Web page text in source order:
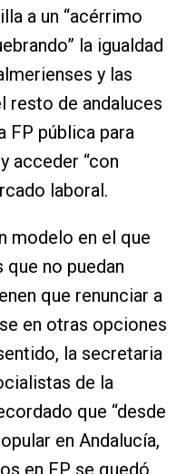
a un “acérrimo
la igualdad
y las
resto de andaluces
FP pública para
acceder “con
laboral.
modelo en el que
que no puedan
que renunciar a
en otras opciones
la secretaria
de la
que “desde
en Andalucía,